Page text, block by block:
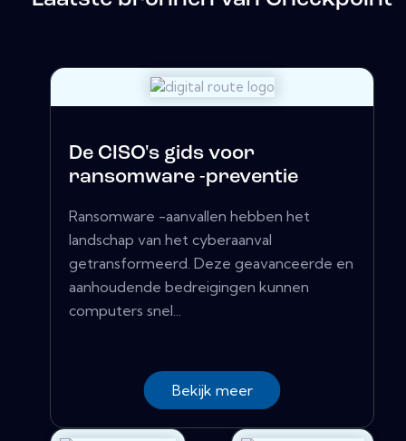
De CISO's gids voor
ransomware -preventie
Ransomware -aanvallen hebben het
landschap van het cyberaanval
getransformeerd. Deze geavanceerde en
aanhoudende bedreigingen kunnen
computers snel...
Bekijk meer